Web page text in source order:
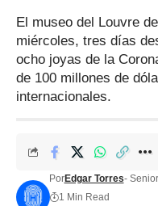
El museo del Louvre
miércoles, tres días
ocho joyas de la
de 100 millones de
internacionales.
PorEdgar Torres-
1 Min Read